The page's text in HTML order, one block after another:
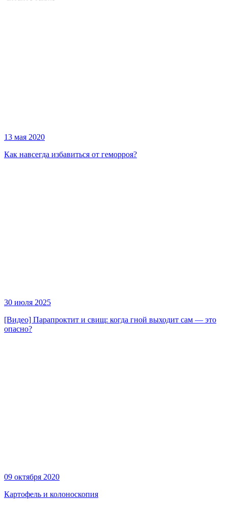
13 мая 2020
Как навсегда избавиться от геморроя?
30 июля 2025
[Видео] Парапроктит и свищ: когда гной выходит сам — это
опасно?
09 октября 2020
Картофель и колоноскопия